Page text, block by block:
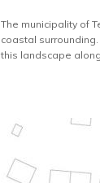
The municipality of
coastal
this landscape